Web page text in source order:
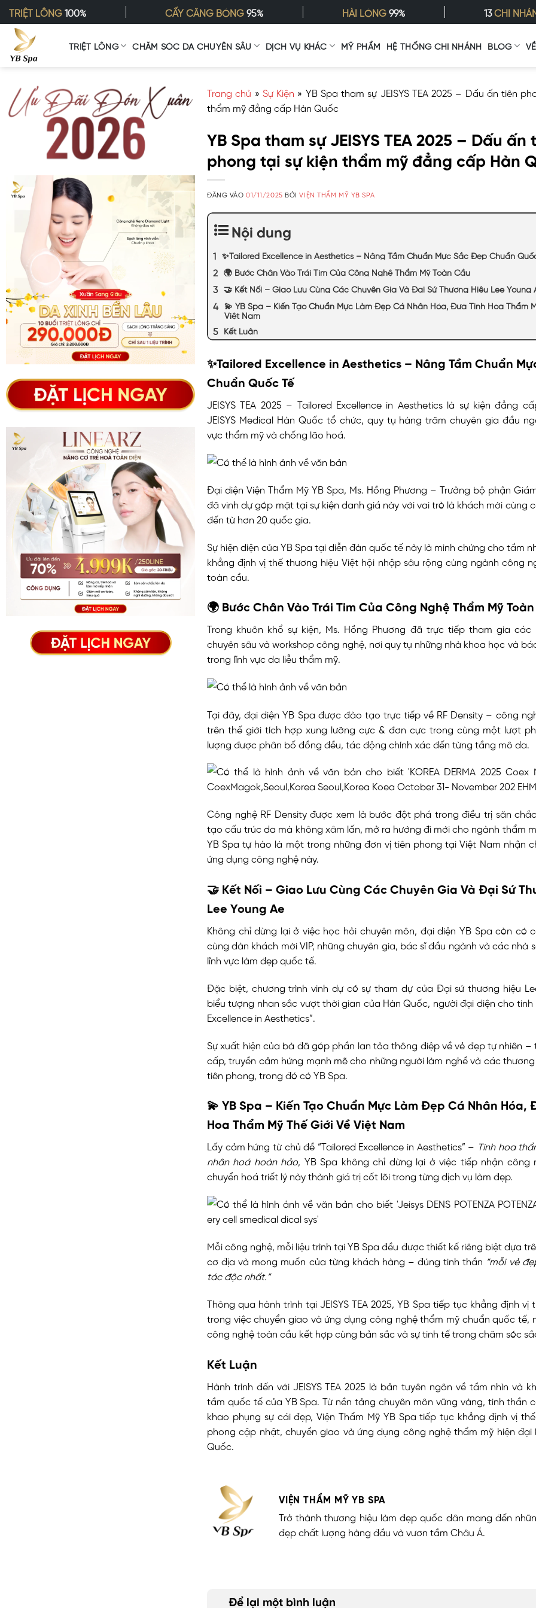
dung
TRIỆT LÔNG 100% CẤY CĂNG BÓNG 95% HÀI LÒNG99% 13CHI
TRIỆT LÔNG CHĂM SÓC DA CHUYÊN SÂU DỊCH VỤ KHÁC MỸ PHẨM HỆ THỐNG CHI NHÁNH BLOG
Trang chủ » Sự Kiện » YB Spa tham sự JEISYS TEA 2025 – Dấu ấn tiên
thẩm mỹ đẳng cấp Hàn Quốc
YB Spa tham sự JEISYS TEA 2025 – Dấu ấn
phong tại sự kiện thẩm mỹ đẳng cấp Hàn
ĐĂNG VÀO01/11/2025 BỞIVIỆN THẨM MỸ YB SPA
Nội dung
✨Tailored Excellence in Aesthetics – Nâng Tầm Chuẩn Mực Sắc Đẹp Chuẩn
🌍 Bước Chân Vào Trái Tim Của Công Nghệ Thẩm Mỹ Toàn Cầu
🤝 Kết Nối – Giao Lưu Cùng Các Chuyên Gia Và Đại Sứ Thương Hiệu Lee Young
💫 YB Spa – Kiến Tạo Chuẩn Mực Làm Đẹp Cá Nhân Hóa, Đưa Tinh Hoa Thẩm
Việt Nam
Kết Luận
✨Tailored Excellence in Aesthetics – Nâng Tầm Chuẩn
Chuẩn Quốc Tế
JEISYS TEA 2025 – Tailored Excellence in Aesthetics là sự kiện đẳng
JEISYS Medical Hàn Quốc tổ chức, quy tụ hàng trăm chuyên gia đầu
vực thẩm mỹ và chống lão hoá.
Đại diện Viện Thẩm Mỹ YB Spa, Ms. Hồng Phương – Trưởng bộ phận
đã vinh dự góp mặt tại sự kiện danh giá này với vai trò là khách mời cùng
đến từ hơn 20 quốc gia.
Sự hiện diện của YB Spa tại diễn đàn quốc tế này là minh chứng cho tầm
khẳng định vị thế thương hiệu Việt hội nhập sâu rộng cùng ngành công
toàn cầu.
🌍 Bước Chân Vào Trái Tim Của Công Nghệ Thẩm Mỹ
Trong khuôn khổ sự kiện, Ms. Hồng Phương đã trực tiếp tham gia các
chuyên sâu và workshop công nghệ, nơi quy tụ những nhà khoa học và
trong lĩnh vực da liễu thẩm mỹ.
Tại đây, đại diện YB Spa được đào tạo trực tiếp về RF Density – công
trên thế giới tích hợp xung lưỡng cực & đơn cực trong cùng một lượt
lượng được phân bố đồng đều, tác động chính xác đến từng tầng mô da.
Công nghệ RF Density được xem là bước đột phá trong điều trị săn
tạo cấu trúc da mà không xâm lấn, mở ra hướng đi mới cho ngành thẩm
YB Spa tự hào là một trong những đơn vị tiên phong tại Việt Nam nhận
ứng dụng công nghệ này.
🤝 Kết Nối – Giao Lưu Cùng Các Chuyên Gia Và Đại Sứ
Lee Young Ae
Không chỉ dừng lại ở việc học hỏi chuyên môn, đại diện YB Spa còn có
cùng dàn khách mời VIP, những chuyên gia, bác sĩ đầu ngành và các nhà
lĩnh vực làm đẹp quốc tế.
Đặc biệt, chương trình vinh dự có sự tham dự của Đại sứ thương hiệu
biểu tượng nhan sắc vượt thời gian của Hàn Quốc, người đại diện cho tinh
Excellence in Aesthetics”.
Sự xuất hiện của bà đã góp phần lan tỏa thông điệp về vẻ đẹp tự nhiên –
cấp, truyền cảm hứng mạnh mẽ cho những người làm nghề và các
tiên phong, trong đó có YB Spa.
💫 YB Spa – Kiến Tạo Chuẩn Mực Làm Đẹp Cá Nhân Hóa,
Hoa Thẩm Mỹ Thế Giới Về Việt Nam
Lấy cảm hứng từ chủ đề “Tailored Excellence in Aesthetics” – Tinh hoa
nhân hoá hoàn hảo, YB Spa không chỉ dừng lại ở việc tiếp nhận công
chuyển hoá triết lý này thành giá trị cốt lõi trong từng dịch vụ làm đẹp.
Mỗi công nghệ, mỗi liệu trình tại YB Spa đều được thiết kế riêng biệt dựa
cơ địa và mong muốn của từng khách hàng – đúng tinh thần “mỗi vẻ
tác độc nhất.”
Thông qua hành trình tại JEISYS TEA 2025, YB Spa tiếp tục khẳng định vị
trong việc chuyển giao và ứng dụng công nghệ thẩm mỹ chuẩn quốc tế,
công nghệ toàn cầu kết hợp cùng bản sắc và sự tinh tế trong chăm sóc
Kết Luận
Hành trình đến với JEISYS TEA 2025 là bản tuyên ngôn về tầm nhìn và
tầm quốc tế của YB Spa. Từ nền tảng chuyên môn vững vàng, tinh thần
khao phụng sự cái đẹp, Viện Thẩm Mỹ YB Spa tiếp tục khẳng định vị
phong cập nhật, chuyển giao và ứng dụng công nghệ thẩm mỹ hiện đại
Quốc.
VIỆN THẨM MỸ YB SPA
Trở thành thương hiệu làm đẹp quốc dân mang đến
đẹp chất lượng hàng đầu và vươn tầm Châu Á.
Để lại một bình luận